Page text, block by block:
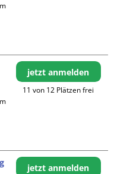
jetzt anmelden
11 von 12 Plätzen frei
jetzt anmelden